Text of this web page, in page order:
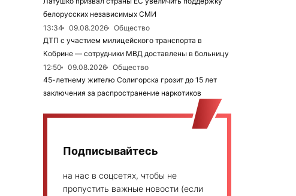
белорусских независимых СМИ
13:34
09.08.2026
Общество
ДТП с участием милицейского транспорта в
Кобрине — сотрудники МВД доставлены в больницу
12:50
09.08.2026
Общество
45-летнему жителю Солигорска грозит до 15 лет
заключения за распространение наркотиков
Подписывайтесь
на нас в соцсетях, чтобы не
пропустить важные новости (если